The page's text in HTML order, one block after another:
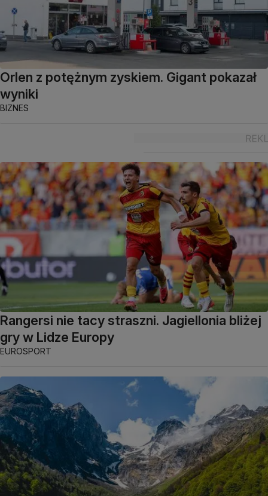
Orlen z potężnym zyskiem. Gigant pokazał
wyniki
BIZNES
Rangersi nie tacy straszni. Jagiellonia bliżej
gry w Lidze Europy
EUROSPORT